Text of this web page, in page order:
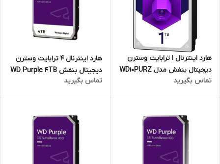
هارد اینترنال 1 ترابایت وسترن
دیجیتال بنفش مدل WD10PURZ
(ایرانتک)
تماس بگیرید
هارد اینترنال 4 ترابایت وسترن
دیجیتال بنفش WD Purple 4TB
(اصلی)
تماس بگیرید